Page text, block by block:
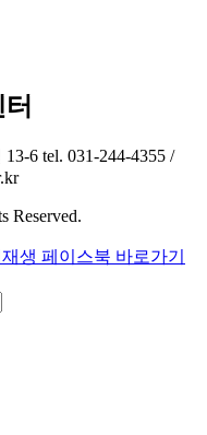
6 tel. 031-244-4355 /
Reserved.